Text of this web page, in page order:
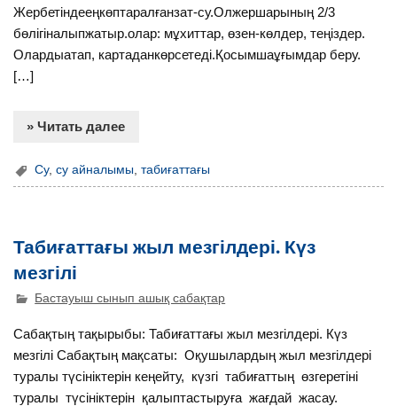
Жербетіндееңкөптаралғанзат-су.Олжершарының 2/3
бөлігіналыпжатыр.олар: мұхиттар, өзен-көлдер, теңіздер.
Олардыатап, картаданкөрсетеді.Қосымшаұғымдар беру.
[…]
» Читать далее
Су,су айналымы,табиғаттағы
Табиғаттағы жыл мезгілдері. Күз
мезгілі
Бастауыш сынып ашық сабақтар
Cабақтың тақырыбы: Табиғаттағы жыл мезгілдері. Күз
мезгілі Сабақтың мақсаты: Оқушылардың жыл мезгілдері
туралы түсініктерін кеңейту, күзгі табиғаттың өзгеретіні
туралы түсініктерін қалыптастыруға жағдай жасау.